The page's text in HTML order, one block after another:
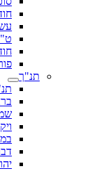
תנ"ך